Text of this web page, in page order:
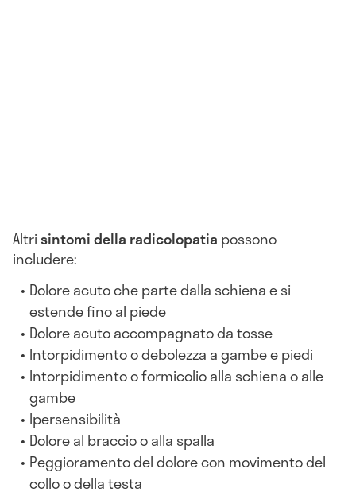
Altrisintomi della radicolopatia possono
includere:
Dolore acuto che parte dalla schiena e si
estende fino al piede
Dolore acuto accompagnato da tosse
Intorpidimento o debolezza a gambe e piedi
Intorpidimento o formicolio alla schiena o alle
gambe
Ipersensibilità
Dolore al braccio o alla spalla
Peggioramento del dolore con movimento del
collo o della testa